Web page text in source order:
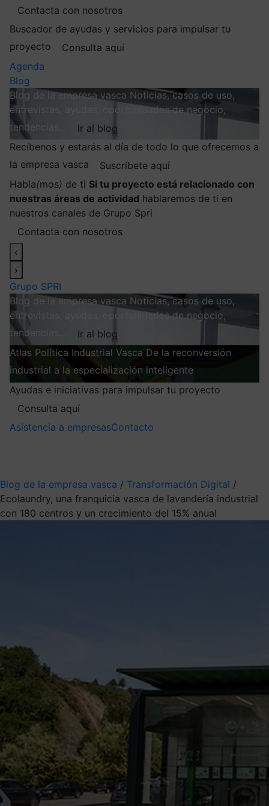
Contacta con nosotros
Buscador de ayudas y servicios para impulsar tu
proyecto
Consulta aquí
Agenda
Blog
Blog de la empresa vasca Noticias, casos de uso,
entrevistas, ayudas, oportunidades de negocio,
tendencias…
Ir al blog
Recíbenos y estarás al día de todo lo que ofrecemos a
la empresa vasca
Suscríbete aquí
Habla(mos) de ti Si tu proyecto está relacionado con
nuestras áreas de actividad hablaremos de ti en
nuestros canales de Grupo Spri
Contacta con nosotros
‹
›
Grupo SPRI
Blog de la empresa vasca Noticias, casos de uso,
entrevistas, ayudas, oportunidades de negocio,
tendencias…
Ir al blog
Atlas Política Industrial Vasca De la reconversión
industrial a la especialización inteligente
Ayudas e iniciativas para impulsar tu proyecto
Consulta aquí
Asistencia a empresasContacto
Blog de la empresa vasca / Transformación Digital /
Ecolaundry, una franquicia vasca de lavandería industrial
con 180 centros y un crecimiento del 15% anual